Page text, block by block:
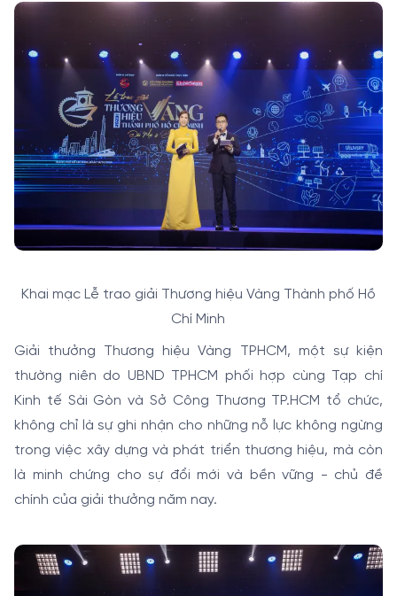
Khai mạc Lễ trao giải Thương hiệu Vàng Thành phố Hồ
Chí Minh
Giải thưởng Thương hiệu Vàng TPHCM, một sự kiện
thường niên do UBND TPHCM phối hợp cùng Tạp chí
Kinh tế Sài Gòn và Sở Công Thương TP.HCM tổ chức,
không chỉ là sự ghi nhận cho những nỗ lực không ngừng
trong việc xây dựng và phát triển thương hiệu, mà còn
là minh chứng cho sự đổi mới và bền vững - chủ đề
chính của giải thưởng năm nay.